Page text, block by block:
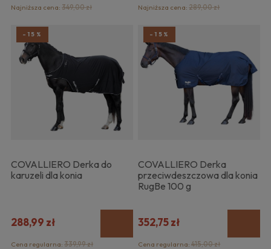
Najniższa cena: 349,00 zł
Najniższa cena:289,00 zł
COVALLIERO Derka do
karuzeli dla konia
288,99 zł
Cena regularna: 339,99 zł
-15%
COVALLIERO Derka
przeciwdeszczowa dla konia
RugBe 100 g
352,75 zł
Cena regularna:415,00 zł
-15%